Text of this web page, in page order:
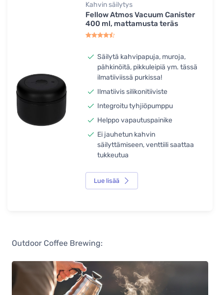
Kahvin säilytys
Fellow Atmos Vacuum Canister
400 ml, mattamusta teräs
Säilytä kahvipapuja, muroja,
pähkinöitä, pikkuleipiä ym. tässä
ilmatiiviissä purkissa!
Ilmatiivis silikonitiiviste
Integroitu tyhjiöpumppu
Helppo vapautuspainike
Ei jauhetun kahvin
säilyttämiseen, venttiili saattaa
tukkeutua
Lue lisää
Outdoor Coffee Brewing: